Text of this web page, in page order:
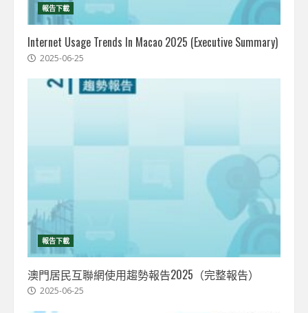
報告下載
Internet Usage Trends In Macao 2025 (Executive Summary)
2025-06-25
報告下載
澳門居民互聯網使用趨勢報告2025（完整報告）
2025-06-25